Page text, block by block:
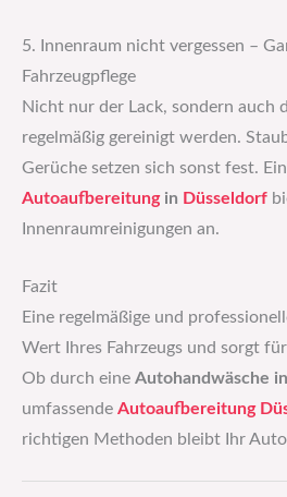
5. Innenraum nicht vergessen –
Fahrzeugpflege
Nicht nur der Lack, sondern auch
regelmäßig gereinigt werden.
Gerüche setzen sich sonst fest.
Autoaufbereitungin Düsseldorf
Innenraumreinigungen an.
Fazit
Eine regelmäßige und
Wert Ihres Fahrzeugs und sorgt
Ob durch eine Autohandwäsche
umfassende Autoaufbereitung
richtigen Methoden bleibt Ihr